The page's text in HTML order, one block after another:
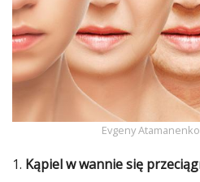
Zakupy
Kultura
ekspertów
Blogerek
Evgeny
1. Kąpiel w wannie się